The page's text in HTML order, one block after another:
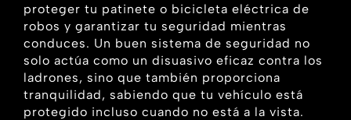
proteger tu patinete o bicicleta eléctrica de
robos y garantizar tu seguridad mientras
conduces. Un buen sistema de seguridad no
solo actúa como un disuasivo eficaz contra los
ladrones, sino que también proporciona
tranquilidad, sabiendo que tu vehículo está
protegido incluso cuando no está a la vista.